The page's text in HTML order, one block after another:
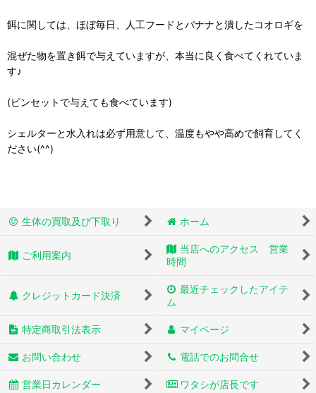
餌に関しては、ほぼ毎日、人工フードとバナナと潰したコオロギを
混ぜた物を置き餌で与えていますが、本当に良く食べてくれていま
す♪
(ピンセットで与えても食べています)
シェルターと水入れは必ず用意して、温度もやや高めで飼育してく
ださい(^^)
生体の買取及び下取り ホーム
ご利用案内
当店へのアクセス 営業
時間
クレジットカード決済
最近チェックしたアイテ
ム
特定商取引法表示 マイページ
お問い合わせ 電話でのお問合せ
営業日カレンダー ワタシが店長です